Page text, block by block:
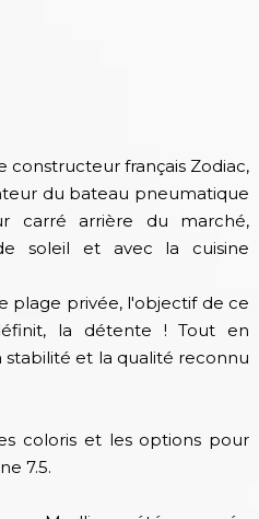
constructeur français Zodiac,
du bateau pneumatique
carré arrière du marché,
soleil et avec la cuisine
plage privée, l'objectif de ce
la détente ! Tout en
et la qualité reconnu
coloris et les options pour
7.5.